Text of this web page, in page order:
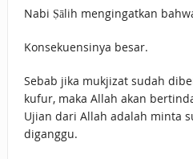
Nabi Ṣālih mengingatkan
Konsekuensinya besar.
Sebab jika mukjizat sudah
kufur, maka Allah akan
Ujian dari Allah adalah minta
diganggu.